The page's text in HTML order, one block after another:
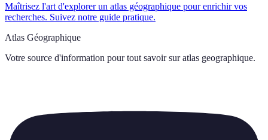
Maîtrisez l'art d'explorer un atlas géographique pour enrichir vos
recherches. Suivez notre guide pratique.
Atlas Géographique
Votre source d'information pour tout savoir sur atlas geographique.